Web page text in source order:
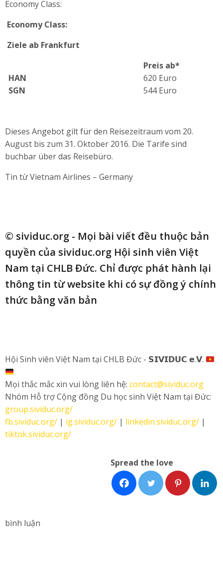
Economy Class:
Economy Class:
Ziele ab Frankfurt
Preis ab*
HAN
620 Euro
SGN
544 Euro
Dieses Angebot gilt für den Reisezeitraum vom 20.
August bis zum 31. Oktober 2016. Die Tarife sind
buchbar über das Reisebüro.
Tin từ Vietnam Airlines – Germany
© sividuc.org - Mọi bài viết đều thuộc bản
quyền của sividuc.org Hội sinh viên Việt
Nam tại CHLB Đức. Chỉ được phát hành lại
thông tin từ website khi có sự đồng ý chính
thức bằng văn bản
Hội Sinh viên Việt Nam tại CHLB Đức - 𝗦𝗜𝗩𝗜𝗗𝗨𝗖 𝗲.𝗩.
Mọi thắc mắc xin vui lòng liên hệ: contact@sividuc.org
Nhóm Hỗ trợ Cộng đồng Du học sinh Việt Nam tại Đức:
group.sividuc.org/
fb.sividuc.org/ | ig.sividuc.org/ | linkedin.sividuc.org/ |
tiktok.sividuc.org/
Spread the love
bình luận